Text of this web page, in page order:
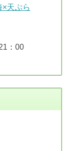
×天ぷら
：00